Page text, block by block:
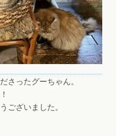
さったグーちゃん。
ございました。